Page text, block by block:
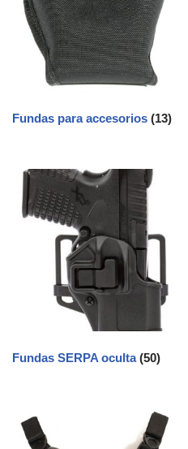
Fundas para accesorios (13)
Fundas SERPA oculta(50)